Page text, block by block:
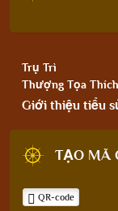
Trụ Trì
Thượng Tọa
Giới thiệu tiểu
TẠO MÃ
QR-code